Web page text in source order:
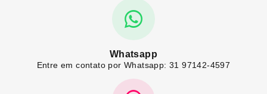
Whatsapp
Entre em contato por Whatsapp: 31 97142-4597